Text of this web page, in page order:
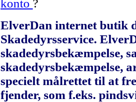
konto ?
ElverDan internet butik
Skadedyrsservice.
skadedyrsbekæmpelse,
skadedyrsbekæmpelse,
specielt målrettet til at
fjender, som f.eks.